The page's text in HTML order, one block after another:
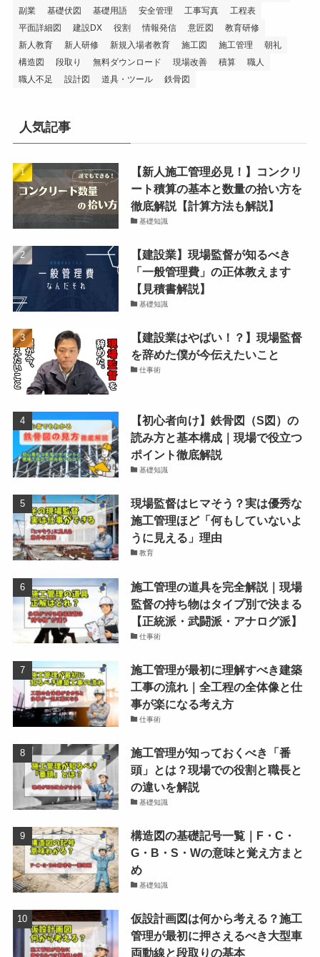
副業
基礎伏図 基礎用語 安全管理 工事写真
工程表
平面詳細図
建設DX 役割 情報発信 意匠図
教育研修
新人教育
新人研修 新規入場者教育 施工図 施工管理
朝礼
構造図
段取り 無料ダウンロード 現場改善 積算
職人
職人不足
設計図 道具・ツール 鉄骨図
人気記事
【新人施工管理必見！】コンクリ
ート積算の基本と数量の拾い方を
徹底解説【計算方法も解説】
基礎知識
【建設業】現場監督が知るべき
「一般管理費」の正体教えます
【見積書解説】
基礎知識
【建設業はやばい！？】現場監督
を辞めた僕が今伝えたいこと
仕事術
【初心者向け】鉄骨図（S図）の
読み方と基本構成｜現場で役立つ
ポイント徹底解説
基礎知識
現場監督はヒマそう？実は優秀な
施工管理ほど「何もしていないよ
うに見える」理由
教育
施工管理の道具を完全解説｜現場
監督の持ち物はタイプ別で決まる
【正統派・武闘派・アナログ派】
仕事術
施工管理が最初に理解すべき建築
工事の流れ｜全工程の全体像と仕
事が楽になる考え方
仕事術
施工管理が知っておくべき「番
頭」とは？現場での役割と職長と
の違いを解説
基礎知識
構造図の基礎記号一覧｜F・C・
G・B・S・Wの意味と覚え方まと
め
基礎知識
仮設計画図は何から考える？施工
管理が最初に押さえるべき大型車
両動線と段取りの基本